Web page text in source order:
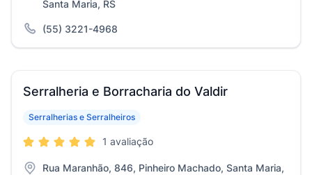
Santa Maria, RS
(55) 3221-4968
Serralheria e Borracharia do Valdir
Serralherias e Serralheiros
1 avaliação
Rua Maranhão, 846, Pinheiro Machado, Santa Maria,